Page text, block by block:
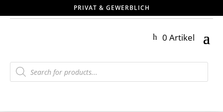
PRIVAT & GEWERBLICH
0 Artikel
Products
search